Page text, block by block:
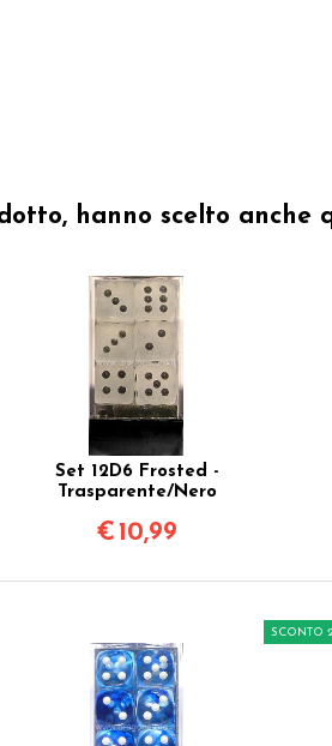
hanno scelto anche
Set 12D6 Frosted -
Trasparente/Nero
€ 10,99
SCONTO